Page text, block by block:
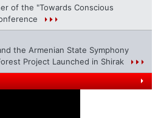
of the "Towards Conscious
the Armenian State Symphony
Project Launched in Shirak